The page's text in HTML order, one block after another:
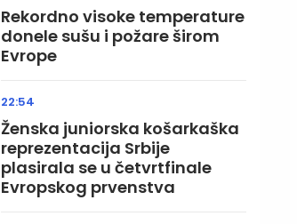
Rekordno visoke temperature
donele sušu i požare širom
Evrope
Ženska juniorska košarkaška
reprezentacija Srbije
plasirala se u četvrtfinale
Evropskog prvenstva
22:54